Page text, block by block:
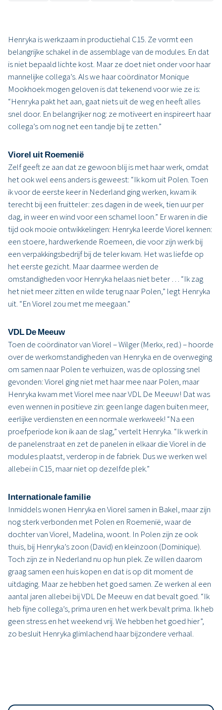
Henryka is werkzaam in productiehal C15. Ze vormt een
belangrijke schakel in de assemblage van de modules. En dat
is niet bepaald lichte kost. Maar ze doet niet onder voor haar
mannelijke collega’s. Als we haar coördinator Monique
Mookhoek mogen geloven is dat tekenend voor wie ze is:
“Henryka pakt het aan, gaat niets uit de weg en heeft alles
snel door. En belangrijker nog: ze motiveert en inspireert haar
collega’s om nog net een tandje bij te zetten.”
Viorel uit Roemenië
Zelf geeft ze aan dat ze gewoon blij is met haar werk, omdat
het ook wel eens anders is geweest: “Ik kom uit Polen. Toen
ik voor de eerste keer in Nederland ging werken, kwam ik
terecht bij een fruitteler: zes dagen in de week, tien uur per
dag, in weer en wind voor een schamel loon.” Er waren in die
tijd ook mooie ontwikkelingen: Henryka leerde Viorel kennen:
een stoere, hardwerkende Roemeen, die voor zijn werk bij
een verpakkingsbedrijf bij de teler kwam. Het was liefde op
het eerste gezicht. Maar daarmee werden de
omstandigheden voor Henryka helaas niet beter … “Ik zag
het niet meer zitten en wilde terug naar Polen,” legt Henryka
uit. “En Viorel zou met me meegaan.”
VDL De Meeuw
Toen de coördinator van Viorel – Wilger (Merkx, red.) – hoorde
over de werkomstandigheden van Henryka en de overweging
om samen naar Polen te verhuizen, was de oplossing snel
gevonden: Viorel ging niet met haar mee naar Polen, maar
Henryka kwam met Viorel mee naar VDL De Meeuw! Dat was
even wennen in positieve zin: geen lange dagen buiten meer,
eerlijke verdiensten en een normale werkweek! “Na een
proefperiode kon ik aan de slag,” vertelt Henryka. “Ik werk in
de panelenstraat en zet de panelen in elkaar die Viorel in de
modules plaatst, verderop in de fabriek. Dus we werken wel
allebei in C15, maar niet op dezelfde plek.”
Internationale familie
Inmiddels wonen Henryka en Viorel samen in Bakel, maar zijn
nog sterk verbonden met Polen en Roemenië, waar de
dochter van Viorel, Madelina, woont. In Polen zijn ze ook
thuis, bij Henryka’s zoon (David) en kleinzoon (Dominique).
Toch zijn ze in Nederland nu op hun plek. Ze willen daarom
graag samen een huis kopen en dat is op dit moment de
uitdaging. Maar ze hebben het goed samen. Ze werken al een
aantal jaren allebei bij VDL De Meeuw en dat bevalt goed. “Ik
heb fijne collega’s, prima uren en het werk bevalt prima. Ik heb
geen stress en het weekend vrij. We hebben het goed hier”,
zo besluit Henryka glimlachend haar bijzondere verhaal.